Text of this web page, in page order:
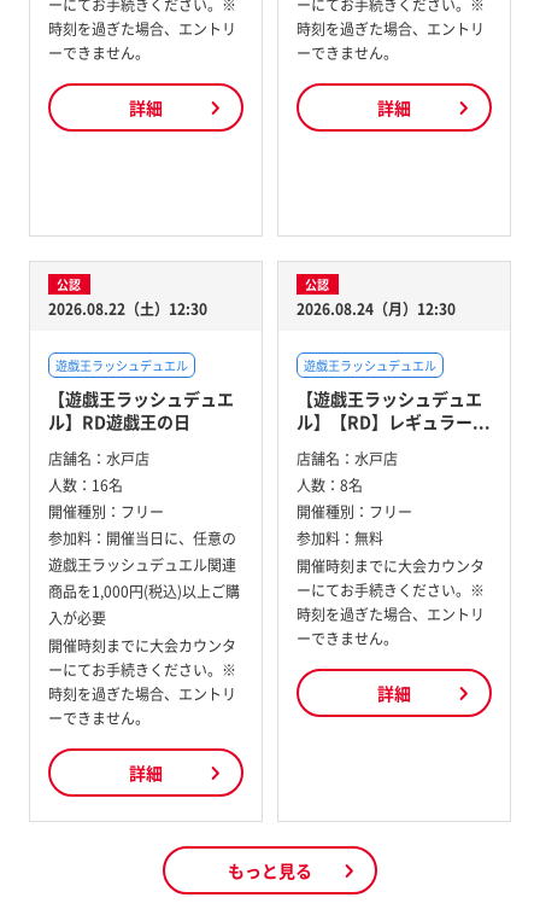
ーにてお手続きください。※
時刻を過ぎた場合、エントリ
ーできません。
詳細
ーにてお手続きください。※
時刻を過ぎた場合、エントリ
ーできません。
詳細
公認
2026.08.22（土）12:30
遊戯王ラッシュデュエル
【遊戯王ラッシュデュエ
ル】RD遊戯王の日
店舗名： 水戸店
人数： 16名
開催種別： フリー
参加料： 開催当日に、任意の
遊戯王ラッシュデュエル関連
商品を1,000円(税込)以上ご購
入が必要
開催時刻までに大会カウンタ
ーにてお手続きください。※
時刻を過ぎた場合、エントリ
ーできません。
詳細
公認
2026.08.24（月）12:30
遊戯王ラッシュデュエル
【遊戯王ラッシュデュエ
ル】【RD】レギュラー...
店舗名： 水戸店
人数： 8名
開催種別： フリー
参加料： 無料
開催時刻までに大会カウンタ
ーにてお手続きください。※
時刻を過ぎた場合、エントリ
ーできません。
詳細
もっと見る